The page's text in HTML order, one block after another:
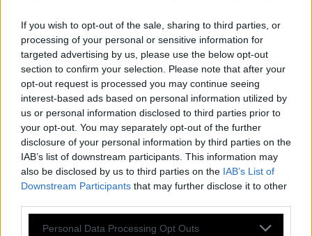
If you wish to opt-out of the sale, sharing to third parties, or
processing of your personal or sensitive information for
targeted advertising by us, please use the below opt-out
section to confirm your selection. Please note that after your
opt-out request is processed you may continue seeing
interest-based ads based on personal information utilized by
us or personal information disclosed to third parties prior to
your opt-out. You may separately opt-out of the further
disclosure of your personal information by third parties on the
IAB’s list of downstream participants. This information may
also be disclosed by us to third parties on the IAB’s List of
Downstream Participants that may further disclose it to other
Personal Data Processing Opt Outs
S
T U B
E
C
A T A N
Udones waren Socken im __ Rom :
A
N T I K E
N
Gozo ist eine Insel dieses Inselstaates:
M
A L T
A
Abkürzung für Straße: